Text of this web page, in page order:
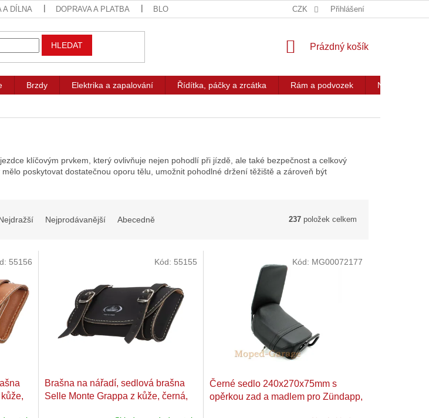
A DÍLNA DOPRAVA A PLATBA BLOG CZK Přihlášení
HLEDAT
NÁKUPNÍ
Prázdný košík
Brzdy Elektrika a zapalování Řídítka, páčky a zrcátka Rám a podvozek Nářadí a
klíčovým prvkem, který ovlivňuje nejen pohodlí při jízdě, ale také bezpečnost a celkový
poskytovat dostatečnou oporu tělu,
umožnit pohodlné držení těžiště a zároveň být
Nejprodávanější Abecedně 237 položek celkem
55156
Brašna na nářadí, sedlová brašna
Selle Monte Grappa z kůže, černá,
Kód: 55155
Černé sedlo 240x270x75mm s
opěrkou zad a madlem pro Zündapp,
Kód: MG00072177